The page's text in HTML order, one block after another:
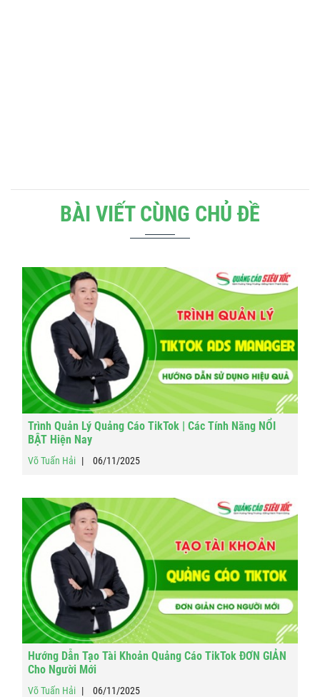
BÀI VIẾT CÙNG CHỦ ĐỀ
Trình Quản Lý Quảng Cáo TikTok | Các Tính Năng NỔI
BẬT Hiện Nay
Võ Tuấn Hải 06/11/2025
Hướng Dẫn Tạo Tài Khoản Quảng Cáo TikTok ĐƠN GIẢN
Cho Người Mới
Võ Tuấn Hải 06/11/2025